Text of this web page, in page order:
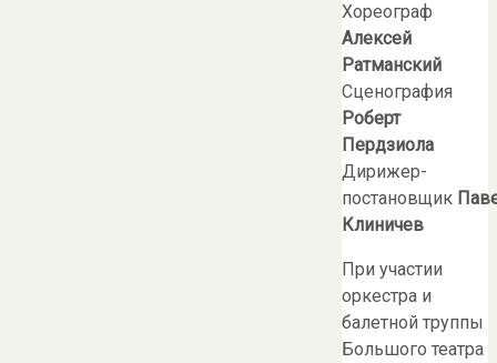
Хореограф
Алексей
Ратманский
Сценография
Роберт
Пердзиола
Дирижер-
постановщик
Клиничев
При участии
оркестра и
балетной труппы
Большого театра